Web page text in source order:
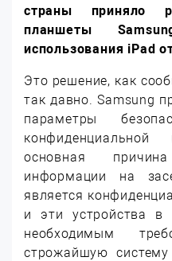
страны приняло
планшеты
использования iPad
Это решение, как
так давно. Samsung
параметры
основная
информации на
является
и эти устройства в
необходимым
строжайшую систему